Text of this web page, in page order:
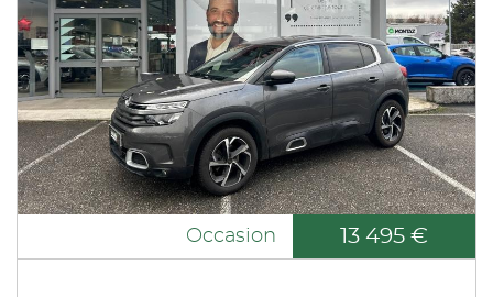
Occasion 13 495 €